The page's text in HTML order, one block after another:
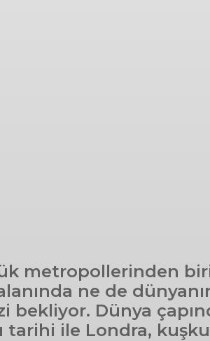
metropollerinden biri
ne de
bekliyor. Dünya
ile Londra,